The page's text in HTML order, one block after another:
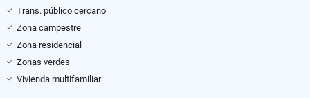
Trans. público cercano
Zona campestre
Zona residencial
Zonas verdes
Vivienda multifamiliar